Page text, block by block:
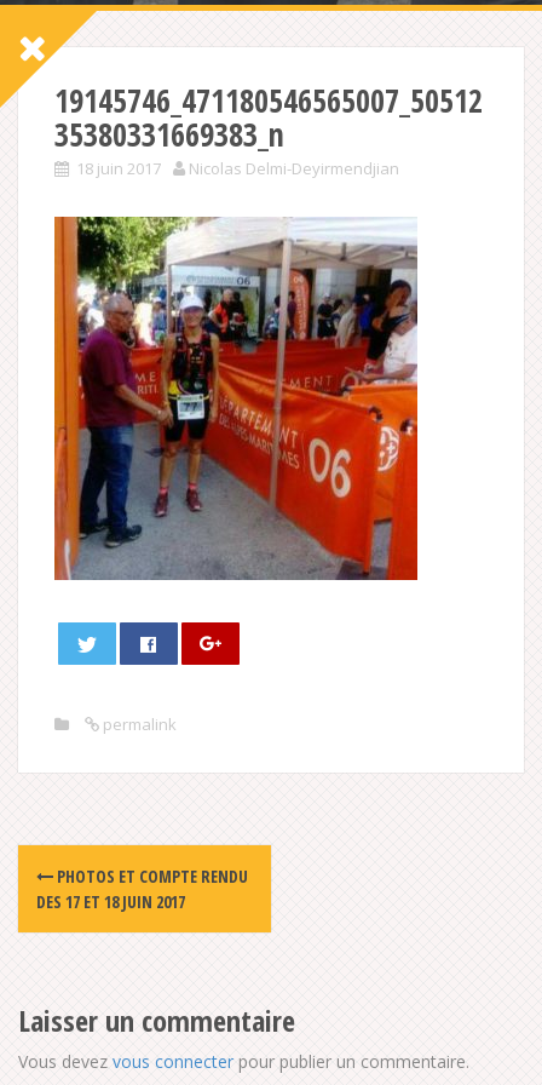
19145746_471180546565007_50512
35380331669383_n
18 juin 2017 Nicolas Delmi-Deyirmendjian
permalink
Post
navigation
PHOTOS ET COMPTE RENDU
DES 17 ET 18 JUIN 2017
Laisser un commentaire
Vous devez vous connecter pour publier un commentaire.